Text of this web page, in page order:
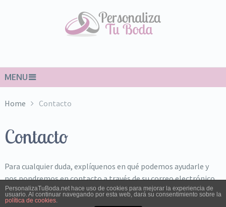
MENU
Home Contacto
Contacto
Para cualquier duda, explíquenos en qué podemos ayudarle y
nos pondremos en contacto a través de su correo electrónico.
Será un placer resolver sus dudas.
PersonalizaTuBoda.net hace uso de cookies para mejorar la experiencia de
usuario. Al continuar navegando por esta web, dará su consentimiento sobre la
política de cookies.